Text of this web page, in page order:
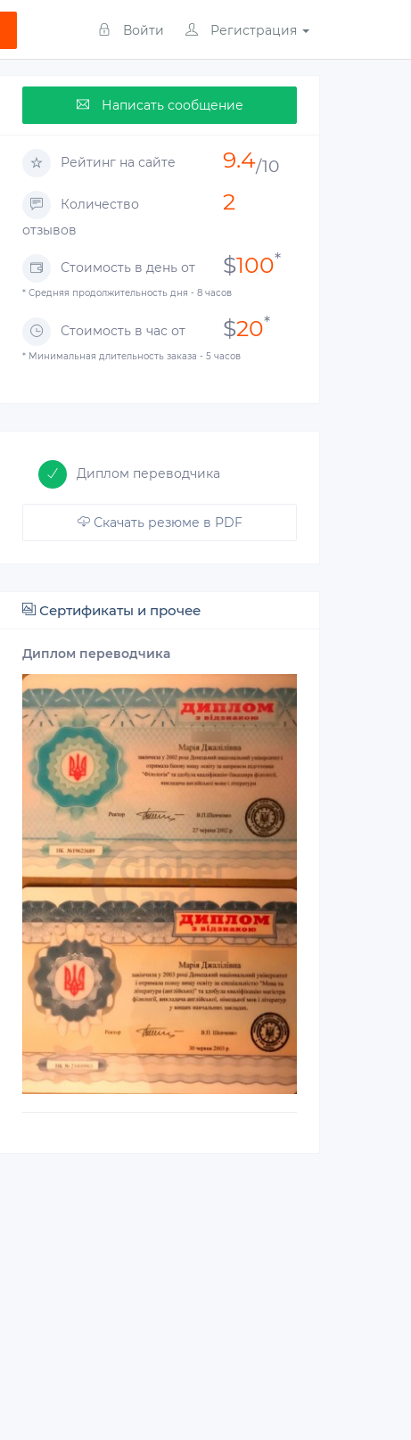
Войти Регистрация
Написать сообщение
Рейтинг на сайте 9.4/10
Количество
отзывов
2
Стоимость в день от $100*
* Средняя продолжительность дня - 8 часов
Стоимость в час от $20*
* Минимальная длительность заказа - 5 часов
Диплом переводчика
Скачать резюме в PDF
Сертификаты и прочее
Диплом переводчика